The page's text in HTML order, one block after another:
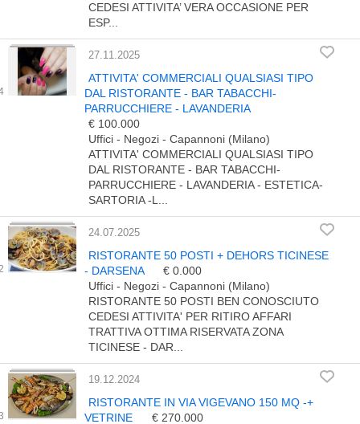
CEDESI ATTIVITA’ VERA OCCASIONE PER
ESP...
27.11.2025
ATTIVITA' COMMERCIALI QUALSIASI TIPO
DAL RISTORANTE - BAR TABACCHI-
PARRUCCHIERE - LAVANDERIA
€ 100.000
Uffici - Negozi - Capannoni (Milano)
ATTIVITA' COMMERCIALI QUALSIASI TIPO
DAL RISTORANTE - BAR TABACCHI-
PARRUCCHIERE - LAVANDERIA - ESTETICA-
SARTORIA -L...
24.07.2025
RISTORANTE 50 POSTI + DEHORS TICINESE
- DARSENA
€ 0.000
Uffici - Negozi - Capannoni (Milano)
RISTORANTE 50 POSTI BEN CONOSCIUTO
CEDESI ATTIVITA' PER RITIRO AFFARI
TRATTIVA OTTIMA RISERVATA ZONA
TICINESE - DAR...
19.12.2024
RISTORANTE IN VIA VIGEVANO 150 MQ -+
VETRINE
€ 270.000